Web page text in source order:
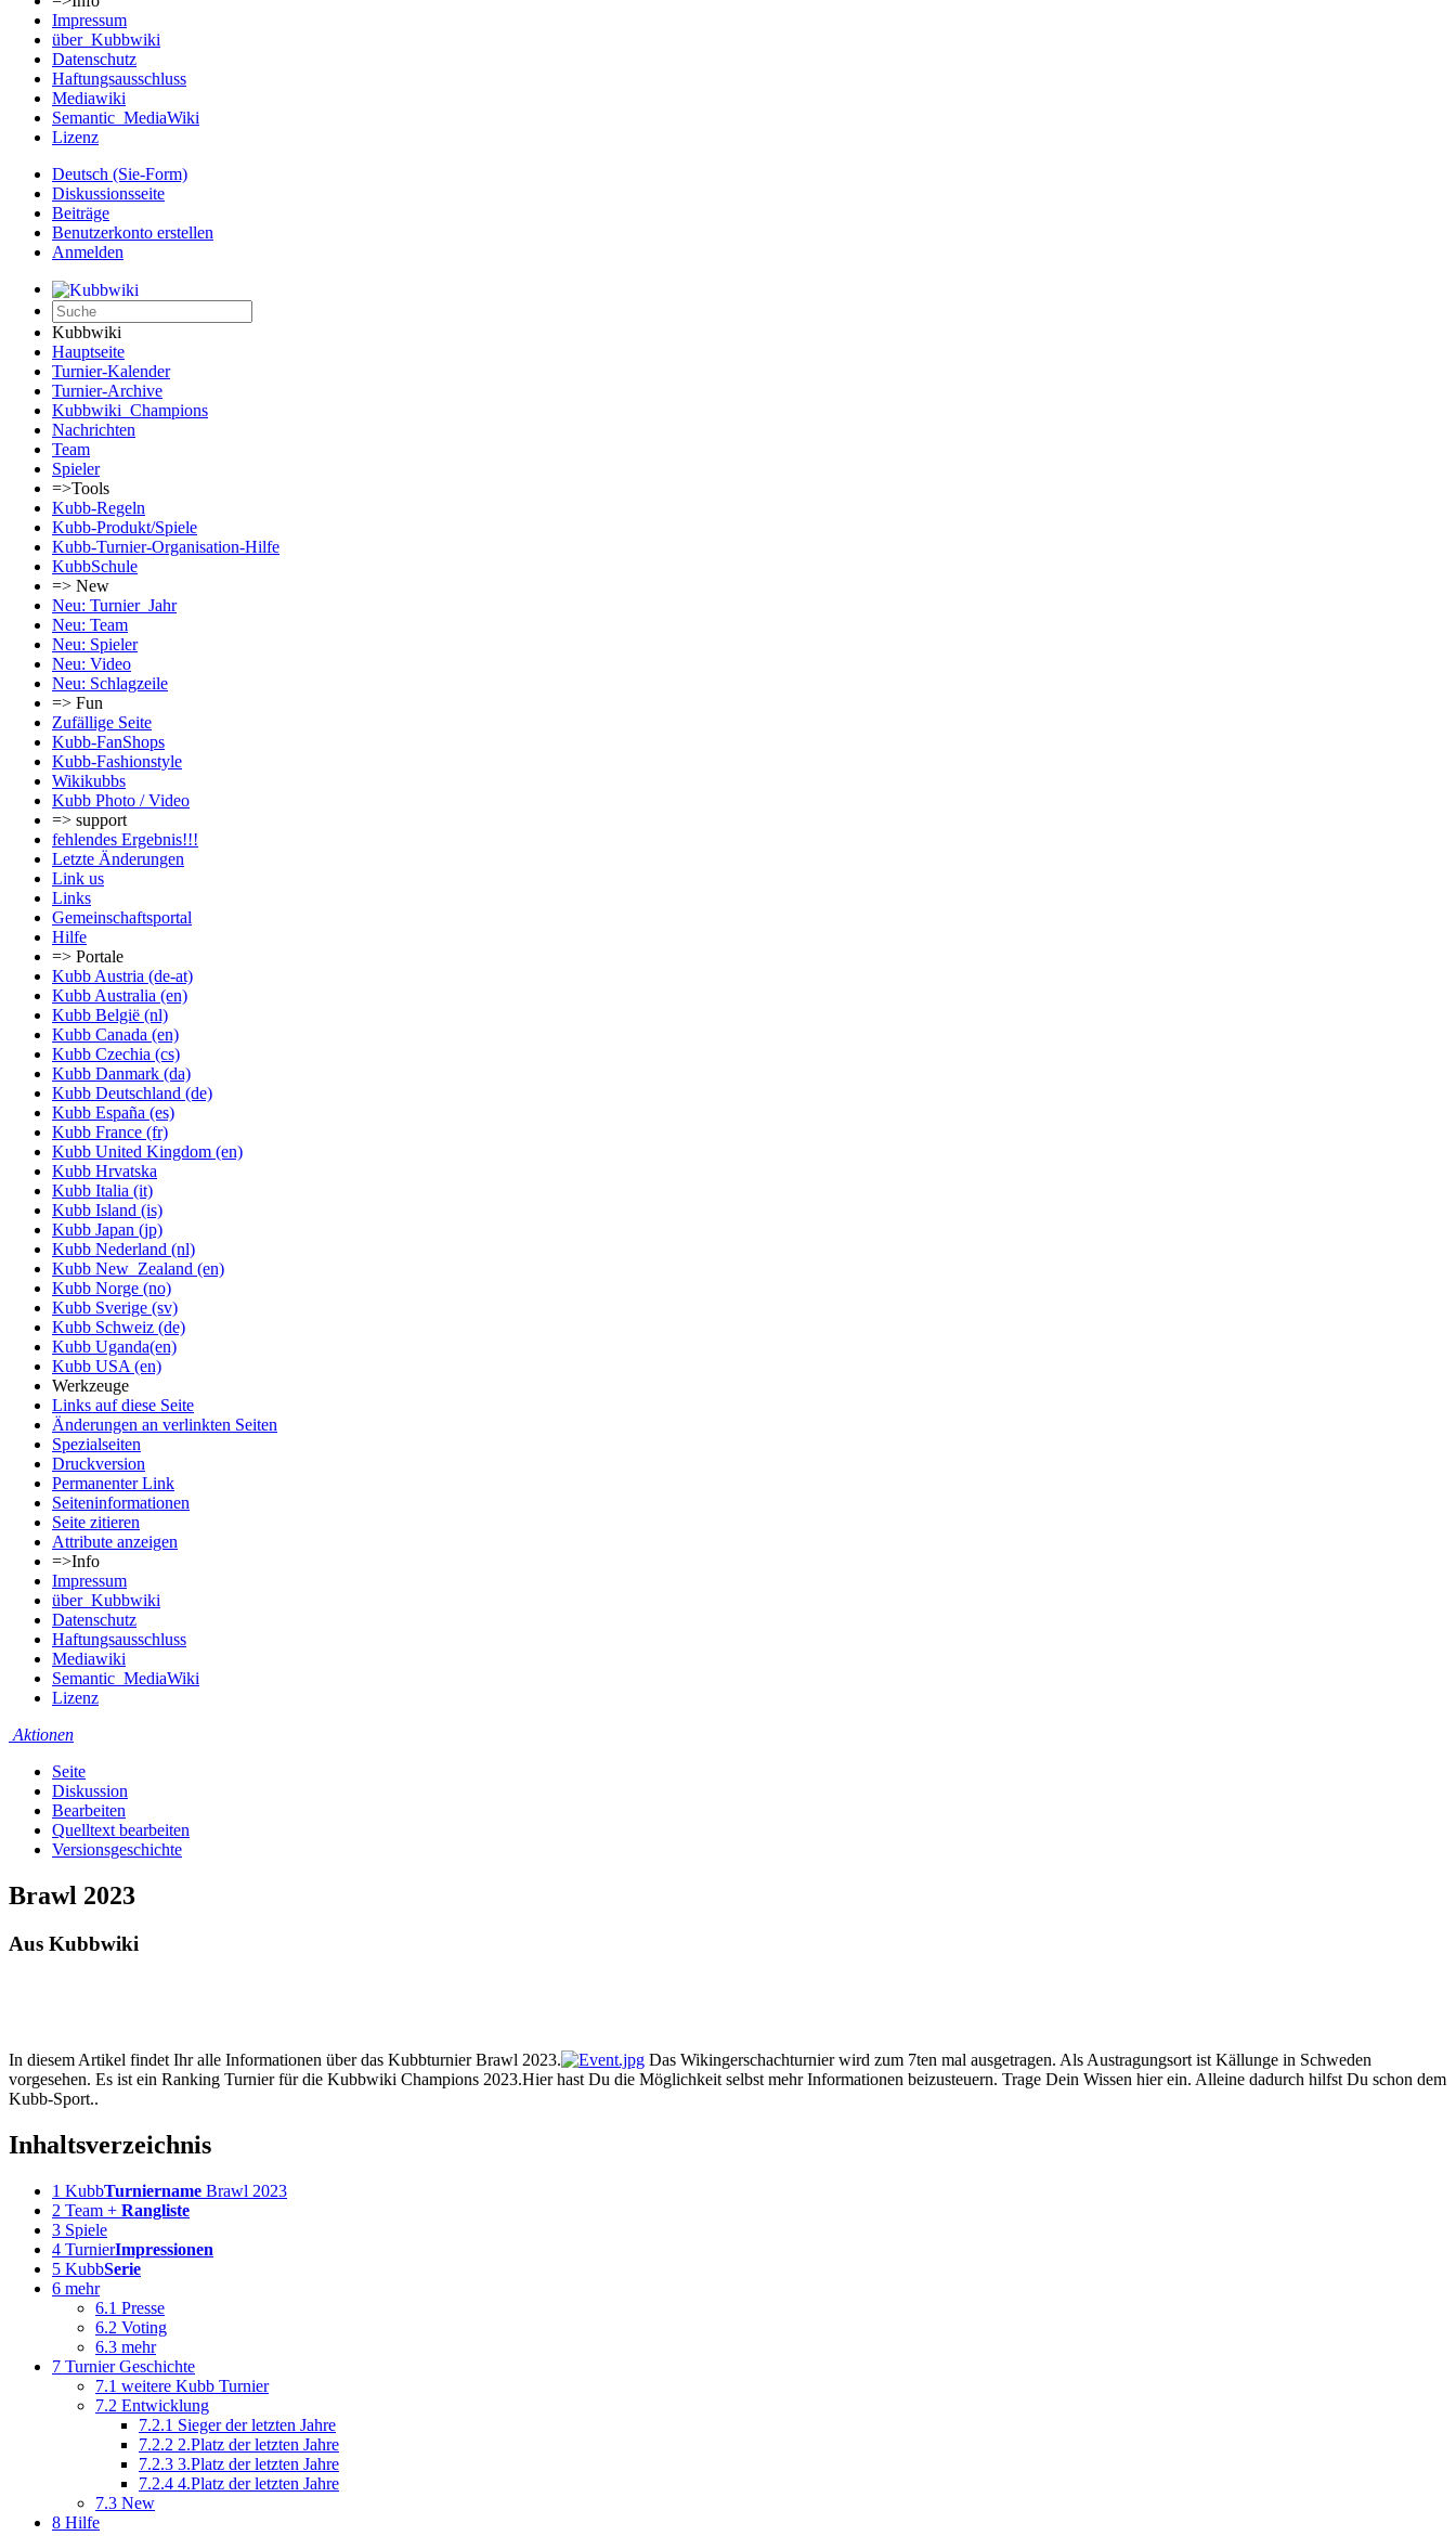
Impressum
über_Kubbwiki
Datenschutz
Haftungsausschluss
Mediawiki
Semantic_MediaWiki
Lizenz
Deutsch (Sie-Form)‎
Diskussionsseite
Beiträge
Benutzerkonto erstellen
Anmelden
Kubbwiki
Hauptseite
Turnier-Kalender
Turnier-Archive
Kubbwiki_Champions
Nachrichten
Team
Spieler
=>Tools
Kubb-Regeln
Kubb-Produkt/Spiele
Kubb-Turnier-Organisation-Hilfe
KubbSchule
=> New
Neu: Turnier_Jahr
Neu: Team
Neu: Spieler
Neu: Video
Neu: Schlagzeile
=> Fun
Zufällige Seite
Kubb-FanShops
Kubb-Fashionstyle
Wikikubbs
Kubb Photo / Video
=> support
fehlendes Ergebnis!!!
Letzte Änderungen
Link us
Links
Gemeinschafts­portal
Hilfe
=> Portale
Kubb Austria (de-at)
Kubb Australia (en)
Kubb België (nl)
Kubb Canada (en)
Kubb Czechia (cs)
Kubb Danmark (da)
Kubb Deutschland (de)
Kubb España (es)
Kubb France (fr)
Kubb United Kingdom (en)
Kubb Hrvatska
Kubb Italia (it)
Kubb Island (is)
Kubb Japan (jp)
Kubb Nederland (nl)
Kubb New_Zealand (en)
Kubb Norge (no)
Kubb Sverige (sv)
Kubb Schweiz (de)
Kubb Uganda(en)
Kubb USA (en)
Werkzeuge
Links auf diese Seite
Änderungen an verlinkten Seiten
Spezialseiten
Druckversion
Permanenter Link
Seiten­informationen
Seite zitieren
Attribute anzeigen
=>Info
Impressum
über_Kubbwiki
Datenschutz
Haftungsausschluss
Mediawiki
Semantic_MediaWiki
Lizenz
Aktionen
Seite
Diskussion
Bearbeiten
Quelltext bearbeiten
Versionsgeschichte
Brawl 2023
Aus Kubbwiki
In diesem Artikel findet Ihr alle Informationen über das Kubbturnier Brawl 2023.
Das Wikingerschachturnier wird zum 7ten mal ausgetragen. Als Austragungsort ist Källunge in Schweden
vorgesehen. Es ist ein Ranking Turnier für die Kubbwiki Champions 2023.Hier hast Du die Möglichkeit selbst mehr Informationen beizusteuern. Trage Dein Wissen hier ein. Alleine dadurch hilfst Du schon dem
Kubb-Sport..
Inhaltsverzeichnis
1 KubbTurniername Brawl 2023
2 Team + Rangliste
3 Spiele
4 TurnierImpressionen
5 KubbSerie
6 mehr
6.1 Presse
6.2 Voting
6.3 mehr
7 Turnier Geschichte
7.1 weitere Kubb Turnier
7.2 Entwicklung
7.2.1 Sieger der letzten Jahre
7.2.2 2.Platz der letzten Jahre
7.2.3 3.Platz der letzten Jahre
7.2.4 4.Platz der letzten Jahre
7.3 New
8 Hilfe